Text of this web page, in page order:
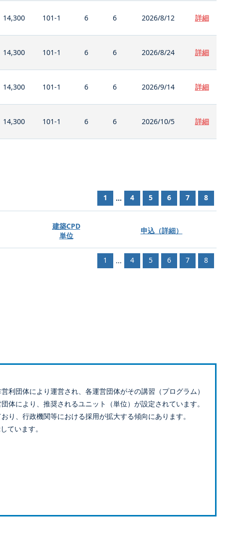
14,300 101-1 6 6 2026/8/12 詳細
14,300 101-1 6 6 2026/8/24 詳細
14,300 101-1 6 6 2026/9/14 詳細
14,300 101-1 6 6 2026/10/5 詳細
1 ... 4 5 6 7 8
建築CPD
単位
申込（詳細）
1 ... 4 5 6 7 8
団体により運営され、各運営団体がその講習（プログラム）
により、推奨されるユニット（単位）が設定されています。
、行政機関等における採用が拡大する傾向にあります。
ています。